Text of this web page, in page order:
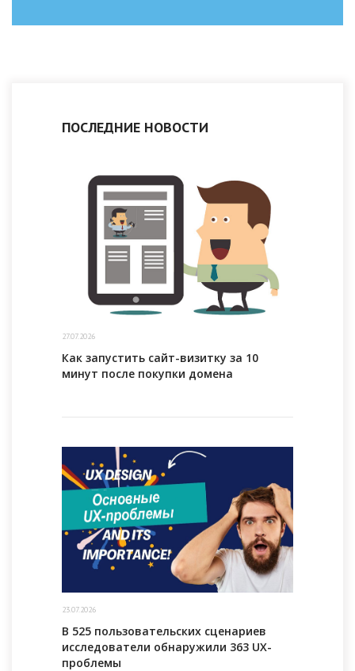
ПОСЛЕДНИЕ НОВОСТИ
27.07.2026
Как запустить сайт-визитку за 10
минут после покупки домена
23.07.2026
В 525 пользовательских сценариев
исследователи обнаружили 363 UX-
проблемы